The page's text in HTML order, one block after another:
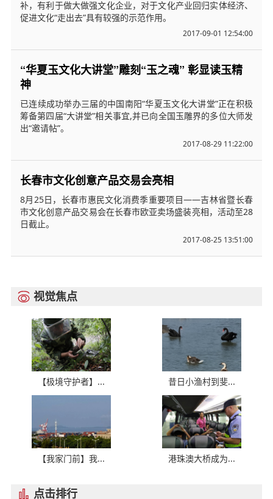
补，有利于做大做强文化企业，对于文化产业回归实体经济、
促进文化“走出去”具有较强的示范作用。
2017-09-01 12:54:00
“华夏玉文化大讲堂”雕刻“玉之魂” 彰显读玉精
神
已连续成功举办三届的中国南阳“华夏玉文化大讲堂”正在积极
筹备第四届“大讲堂”相关事宜,并已向全国玉雕界的多位大师发
出“邀请帖”。
2017-08-29 11:22:00
长春市文化创意产品交易会亮相
8月25日，长春市惠民文化消费季重要项目——吉林省暨长春
市文化创意产品交易会在长春市欧亚卖场盛装亮相，活动至28
日截止。
2017-08-25 13:51:00
 视觉焦点
【极境守护者】... 昔日小渔村到斐...
【我家门前】我... 港珠澳大桥成为...
 点击排行